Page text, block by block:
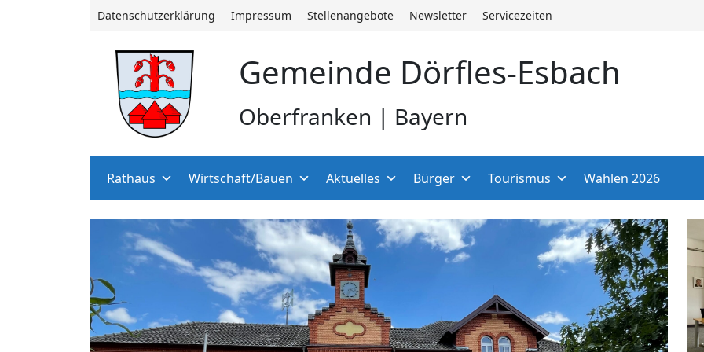
Datenschutzerklärung Impressum Stellenangebote Newsletter Servicezeiten
Gemeinde Dörfles-Esbach
Oberfranken | Bayern
Rathaus Wirtschaft/Bauen Aktuelles Bürger Tourismus Wahlen 2026